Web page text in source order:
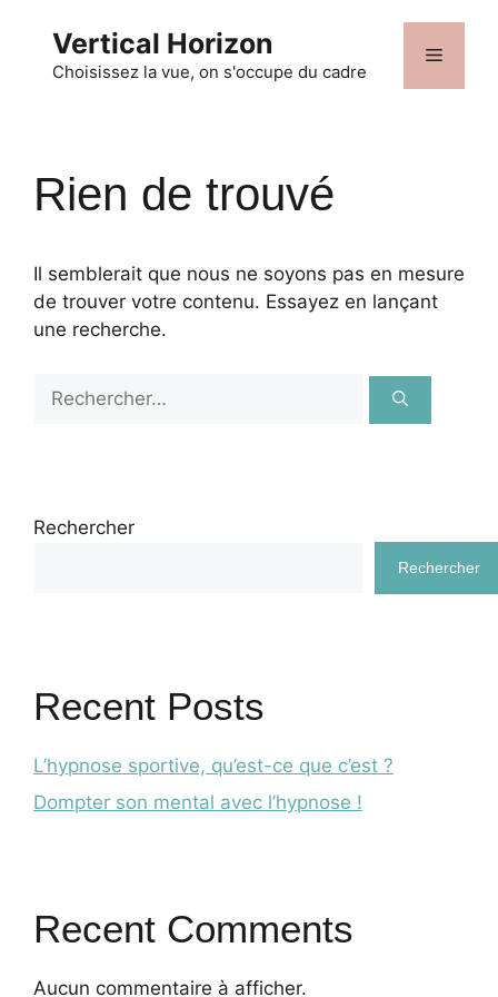
contenu
Vertical Horizon
Choisissez la vue, on s'occupe du cadre
Menu
Rien de trouvé
Il semblerait que nous ne soyons pas en mesure
de trouver votre contenu. Essayez en lançant
une recherche.
Rechercher
Rechercher
Recent Posts
L’hypnose sportive, qu’est-ce que c’est ?
Dompter son mental avec l’hypnose !
Recent Comments
Aucun commentaire à afficher.